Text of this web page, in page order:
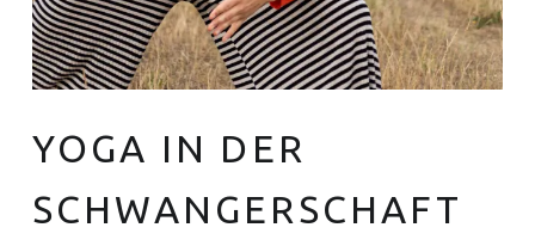
YOGA IN DER
SCHWANGERSCHAFT